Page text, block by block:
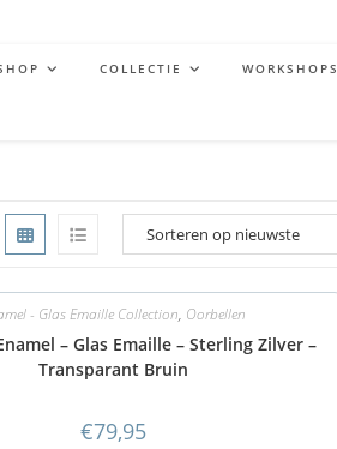
COLLECTIE WORKSHOPS
- Glas Emaille Collection, Oorbellen
– Glas Emaille – Sterling Zilver –
Transparant Bruin
€79,95